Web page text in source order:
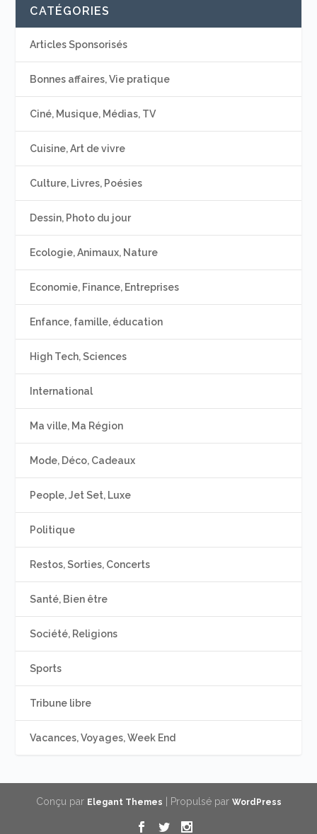
CATÉGORIES
Articles Sponsorisés
Bonnes affaires, Vie pratique
Ciné, Musique, Médias, TV
Cuisine, Art de vivre
Culture, Livres, Poésies
Dessin, Photo du jour
Ecologie, Animaux, Nature
Economie, Finance, Entreprises
Enfance, famille, éducation
High Tech, Sciences
International
Ma ville, Ma Région
Mode, Déco, Cadeaux
People, Jet Set, Luxe
Politique
Restos, Sorties, Concerts
Santé, Bien être
Société, Religions
Sports
Tribune libre
Vacances, Voyages, Week End
Conçu par Elegant Themes | Propulsé par WordPress